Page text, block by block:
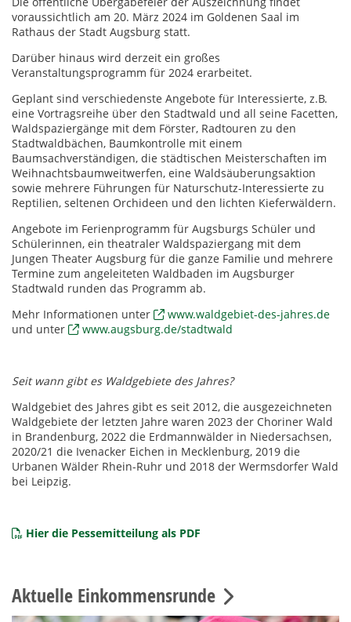
voraussichtlich am 20. März 2024 im Goldenen Saal im
Rathaus der Stadt Augsburg statt.
Darüber hinaus wird derzeit ein großes
Veranstaltungsprogramm für 2024 erarbeitet.
Geplant sind verschiedenste Angebote für Interessierte, z.B.
eine Vortragsreihe über den Stadtwald und all seine Facetten,
Waldspaziergänge mit dem Förster, Radtouren zu den
Stadtwaldbächen, Baumkontrolle mit einem
Baumsachverständigen, die städtischen Meisterschaften im
Weihnachtsbaumweitwerfen, eine Waldsäuberungsaktion
sowie mehrere Führungen für Naturschutz-Interessierte zu
Reptilien, seltenen Orchideen und den lichten Kieferwäldern.
Angebote im Ferienprogramm für Augsburgs Schüler und
Schülerinnen, ein theatraler Waldspaziergang mit dem
Jungen Theater Augsburg für die ganze Familie und mehrere
Termine zum angeleiteten Waldbaden im Augsburger
Stadtwald runden das Programm ab.
Mehr Informationen unter
www.waldgebiet-des-jahres.de
und unter
www.augsburg.de/stadtwald
Seit wann gibt es Waldgebiete des Jahres?
Waldgebiet des Jahres gibt es seit 2012, die ausgezeichneten
Waldgebiete der letzten Jahre waren 2023 der Choriner Wald
in Brandenburg, 2022 die Erdmannwälder in Niedersachsen,
2020/21 die Ivenacker Eichen in Mecklenburg, 2019 die
Urbanen Wälder Rhein-Ruhr und 2018 der Wermsdorfer Wald
bei Leipzig.
Hier die Pessemitteilung als PDF
Aktuelle Einkommensrunde